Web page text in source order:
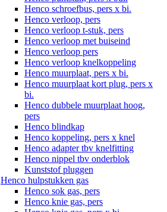
Henco schroefbus, pers x bi.
Henco verloop, pers
Henco verloop t-stuk, pers
Henco verloop met buiseind
Henco verloop pers
Henco verloop knelkoppeling
Henco muurplaat, pers x bi.
Henco muurplaat kort plug, pers x
bi.
Henco dubbele muurplaat hoog,
pers
Henco blindkap
Henco koppeling, pers x knel
Henco adapter tbv knelfitting
Henco nippel tbv onderblok
Kunststof pluggen
Henco hulpstukken gas
Henco sok gas, pers
Henco knie gas, pers